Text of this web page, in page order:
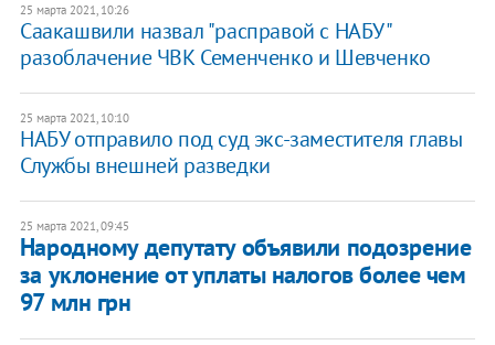
25 марта 2021, 10:26
Саакашвили назвал "расправой с НАБУ"
разоблачение ЧВК Семенченко и Шевченко
25 марта 2021, 10:10
НАБУ отправило под суд экс-заместителя главы
Службы внешней разведки
25 марта 2021, 09:45
Народному депутату объявили подозрение
за уклонение от уплаты налогов более чем
97 млн грн